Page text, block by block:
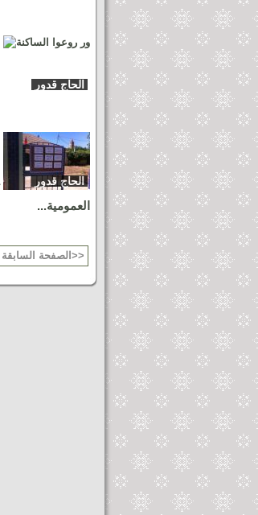
الحاج قدور
الحاج قدور
العمومية...
الصفحة السابقة>>